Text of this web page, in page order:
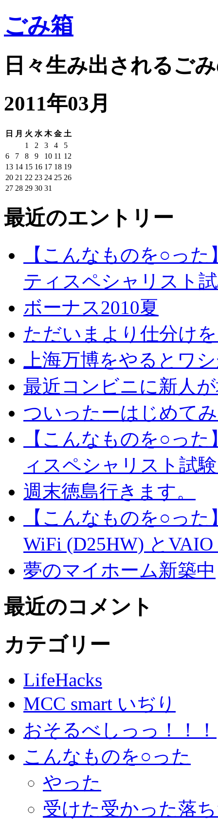
ごみ箱
日々生み出されるご
2011年03月
日 月 火 水 木 金 土
1
2 3 4
5
6
7 8 9 10 11 12
13 14 15 16 17 18 19
20 21 22 23 24 25 26
27 28 29 30 31
最近のエントリー
【こんなものを○っ
ティスペシャリスト
ボーナス2010夏
ただいまより仕分け
上海万博をやるとワ
最近コンビニに新人
ついったーはじめて
【こんなものを○っ
ィスペシャリスト試
週末徳島行きます。
【こんなものを○っ
WiFi (D25HW) とVAIO
夢のマイホーム新築中
最近のコメント
カテゴリー
LifeHacks
MCC smart いぢり
おそるべしっっ！！！
こんなものを○った
やった
受けた受かった落